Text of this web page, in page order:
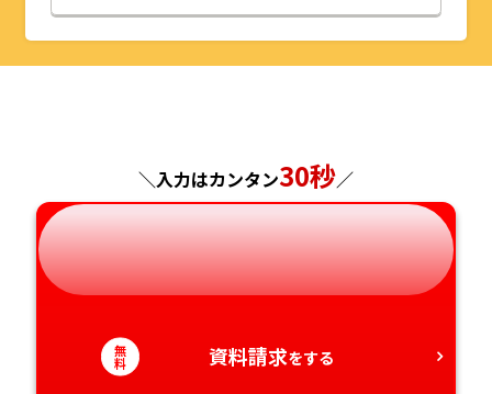
山形県
千葉県
神奈川県
福井県
岐阜県
静岡県
愛知県
京都府
奈良県
和歌山県
島根県
広島県
山口県
徳島県
香川県
福岡県
長崎県
熊本県
大分県
宮崎県
＼入力はカンタン30秒／
無
料 資料請求をする